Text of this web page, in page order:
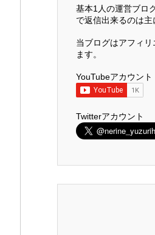
基本1人の運営ブロ
で返信出来るのは
当ブログはアフィ
ます。
YouTubeアカウント
Twitterアカウント